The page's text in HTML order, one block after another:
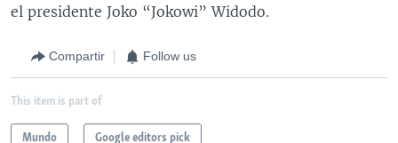
el presidente Joko “Jokowi” Widodo.
Compartir Follow us
This item is part of
Mundo Google editors pick